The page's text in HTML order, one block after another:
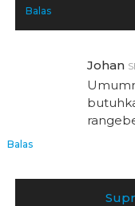
Balas
Johan
Balas